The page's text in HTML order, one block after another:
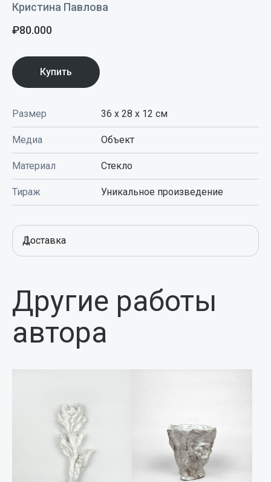
Кристина Павлова
₽80.000
Купить
Размер 36 x 28 х 12 см
Медиа Объект
Материал Стекло
Тираж Уникальное произведение
Доставка
Другие работы
автора